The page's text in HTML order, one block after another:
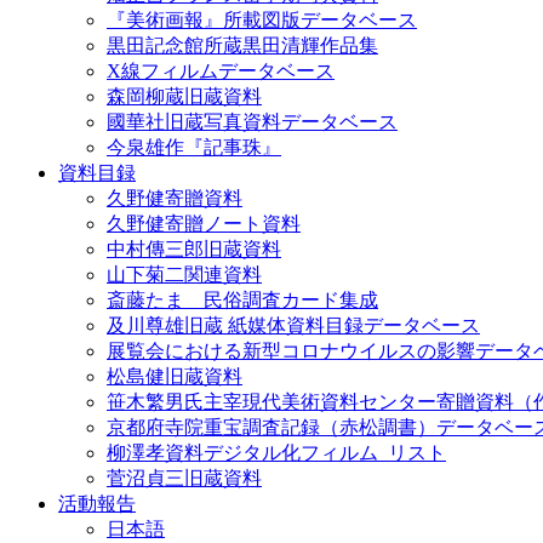
『美術画報』所載図版データベース
黒田記念館所蔵黒田清輝作品集
X線フィルムデータベース
森岡柳蔵旧蔵資料
國華社旧蔵写真資料データベース
今泉雄作『記事珠』
資料目録
久野健寄贈資料
久野健寄贈ノート資料
中村傳三郎旧蔵資料
山下菊二関連資料
斎藤たま 民俗調査カード集成
及川尊雄旧蔵 紙媒体資料目録データベース
展覧会における新型コロナウイルスの影響データ
松島健旧蔵資料
笹木繁男氏主宰現代美術資料センター寄贈資料（
京都府寺院重宝調査記録（赤松調書）データベー
柳澤孝資料デジタル化フィルム_リスト
菅沼貞三旧蔵資料
活動報告
日本語